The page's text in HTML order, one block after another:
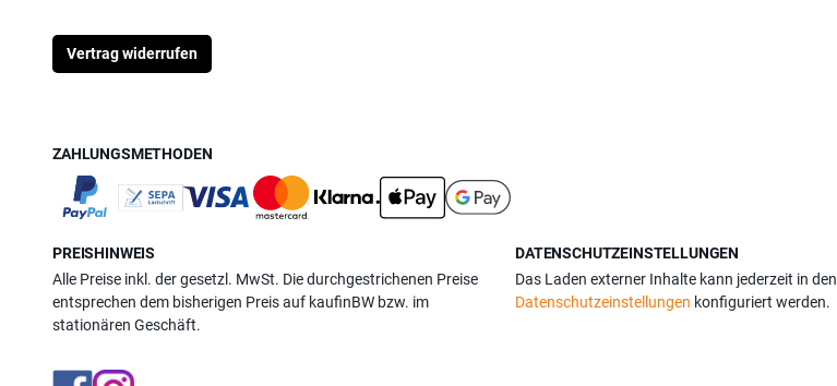
PREISHINWEIS
Alle Preise inkl. der gesetzl. MwSt. Die durchgestrichenen Preise
entsprechen dem bisherigen Preis auf kaufinBW bzw. im
stationären Geschäft.
DATENSCHUTZEINSTELLUNGEN
Das Laden externer Inhalte kann jederzeit in den
Datenschutzeinstellungen konfiguriert werden.
ZAHLUNGSMETHODEN
Vertrag widerrufen